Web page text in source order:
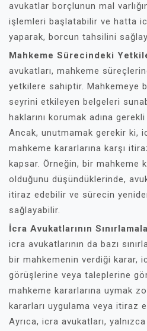
avukatlar borçlunun mal
işlemleri başlatabilir ve hatta
yaparak, borcun tahsilini
Mahkeme Sürecindeki
avukatları, mahkeme
yetkilere sahiptir. Mahkemeye
seyrini etkileyen belgeleri
haklarını korumak adına
Ancak, unutmamak gerekir ki,
mahkeme kararlarına karşı
kapsar. Örneğin, bir mahkeme
olduğunu düşündüklerinde,
itiraz edebilir ve sürecin
sağlayabilir.
İcra Avukatlarının
icra avukatlarının da bazı
bir mahkemenin verdiği karar,
görüşlerine veya taleplerine
mahkeme kararlarına uymak
kararları uygulama veya itiraz
Ayrıca, icra avukatları,